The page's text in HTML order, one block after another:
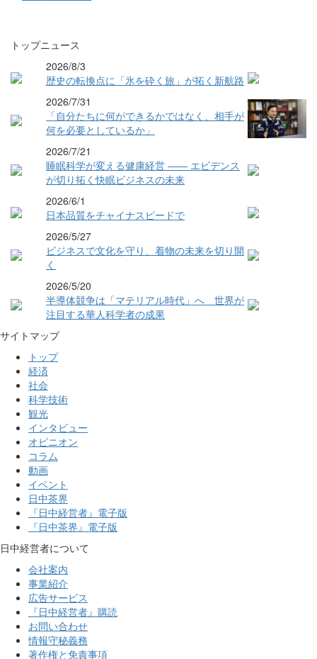
トップニュース
2026/8/3
歴史の転換点に「氷を砕く旅」が拓く新航路
2026/7/31
「自分たちに何ができるかではなく、相手が
何を必要としているか」
2026/7/21
睡眠科学が変える健康経営 ―― エビデンス
が切り拓く快眠ビジネスの未来
2026/6/1
日本品質をチャイナスピードで
2026/5/27
ビジネスで文化を守り、着物の未来を切り開
く
2026/5/20
半導体競争は「マテリアル時代」へ 世界が
注目する華人科学者の成果
サイトマップ
トップ
経済
社会
科学技術
観光
インタビュー
オピニオン
コラム
動画
イベント
日中茶界
『日中経営者』電子版
『日中茶界』電子版
日中経営者について
会社案内
事業紹介
広告サービス
『日中経営者』購読
お問い合わせ
情報守秘義務
著作権と免責事項